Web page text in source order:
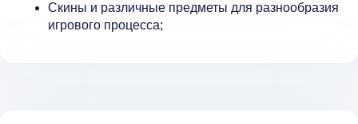
Скины и различные предметы для разнообразия
игрового процесса;